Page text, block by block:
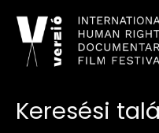
Kisegítő
Keresési